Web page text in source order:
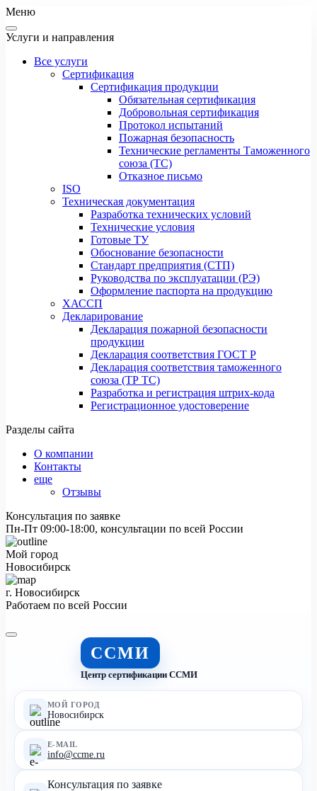
Меню
Услуги и направления
Все услуги
Сертификация
Сертификация продукции
Обязательная сертификация
Добровольная сертификация
Протокол испытаний
Пожарная безопасность
Технические регламенты Таможенного
союза (ТС)
Отказное письмо
ISO
Техническая документация
Разработка технических условий
Технические условия
Готовые ТУ
Обоснование безопасности
Стандарт предприятия (СТП)
Руководства по эксплуатации (РЭ)
Оформление паспорта на продукцию
ХАССП
Декларирование
Декларация пожарной безопасности
продукции
Декларация соответствия ГОСТ Р
Декларация соответствия таможенного
союза (ТР ТС)
Разработка и регистрация штрих-кода
Регистрационное удостоверение
Разделы сайта
О компании
Контакты
еще
Отзывы
Консультация по заявке
Пн-Пт 09:00-18:00, консультации по всей России
Мой город
Новосибирск
г. Новосибирск
Работаем по всей России
ССМИ
Центр сертификации ССМИ
МОЙ ГОРОД
Новосибирск
E-MAIL
info@ccme.ru
Консультация по заявке